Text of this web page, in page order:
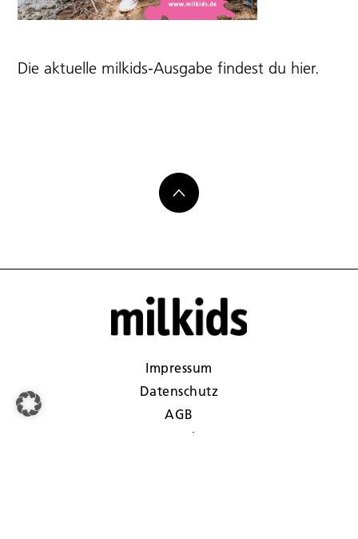
Die aktuelle milkids-Ausgabe findest du hier.
Impressum
Datenschutz
AGB
Kontakt